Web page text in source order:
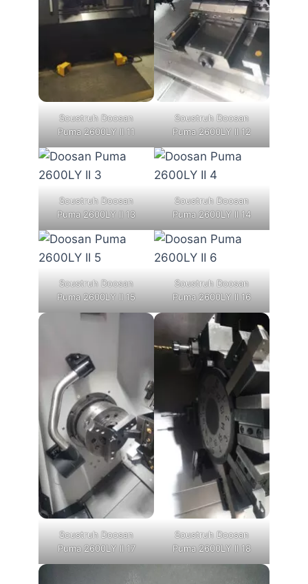
Soustruh Doosan
Puma 2600LY II 11
Soustruh Doosan
Puma 2600LY II 12
Soustruh Doosan
Puma 2600LY II 13
Soustruh Doosan
Puma 2600LY II 14
Soustruh Doosan
Puma 2600LY II 15
Soustruh Doosan
Puma 2600LY II 16
Soustruh Doosan
Puma 2600LY II 17
Soustruh Doosan
Puma 2600LY II 18